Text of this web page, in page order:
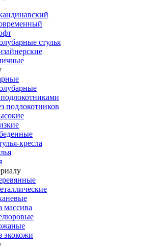
стулья
подлокотников
кресла
массива
экокожи